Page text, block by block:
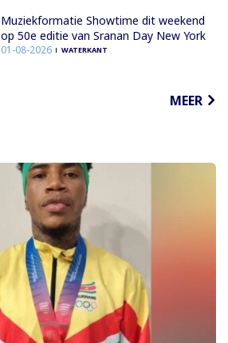
Muziekformatie Showtime dit weekend
op 50e editie van Sranan Day New York
01-08-2026 WATERKANT
MEER